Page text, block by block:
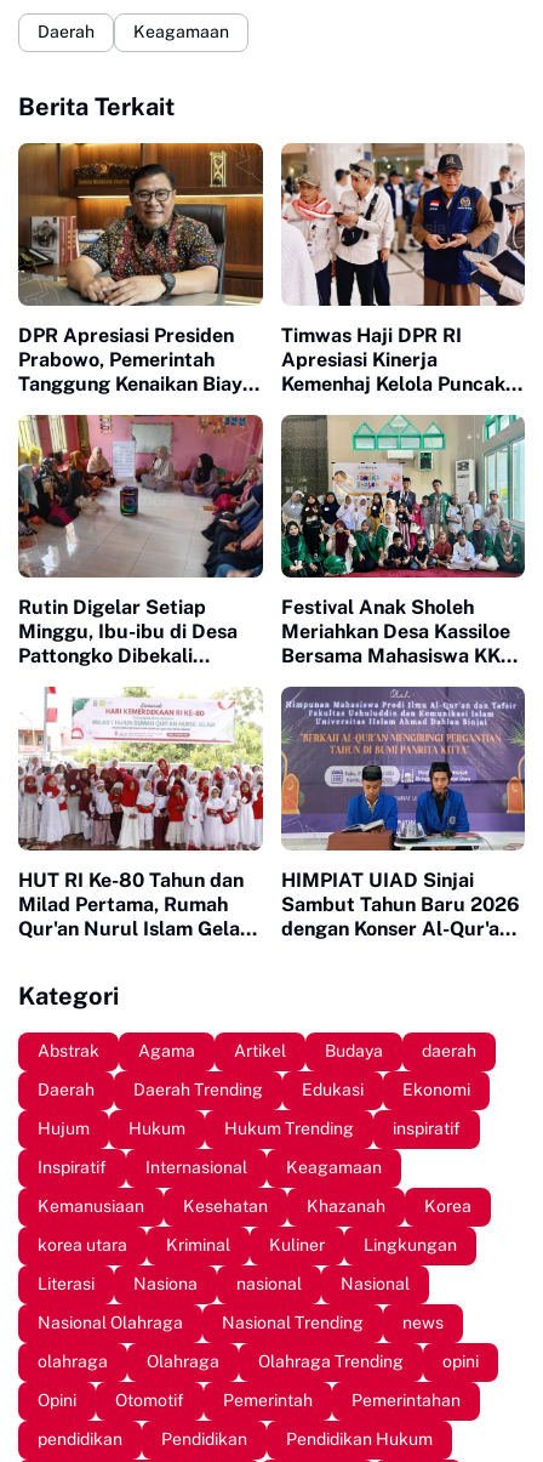
Daerah Keagamaan
Berita Terkait
DPR Apresiasi Presiden
Prabowo, Pemerintah
Tanggung Kenaikan Biaya
Timwas Haji DPR RI
Apresiasi Kinerja
Kemenhaj Kelola Puncak
Rutin Digelar Setiap
Minggu, Ibu-ibu di Desa
Pattongko Dibekali
Melalui Majelis Taklim
Festival Anak Sholeh
Meriahkan Desa Kassiloe
Bersama Mahasiswa KKN
HUT RI Ke-80 Tahun dan
Milad Pertama, Rumah
Qur'an Nurul Islam Gelar
HIMPIAT UIAD Sinjai
Sambut Tahun Baru 2026
dengan Konser Al-Qur'an
Kategori
Abstrak Agama Artikel Budaya
daerah
Daerah
Daerah Trending Edukasi
Ekonomi
Hujum
Hukum Hukum Trending
inspiratif
Inspiratif
Internasional
Keagamaan
Kemanusiaan
Kesehatan Khazanah
Korea
korea utara
Kriminal Kuliner
Lingkungan
Literasi
Nasiona nasional
Nasional
Nasional Olahraga
Nasional Trending
news
olahraga
Olahraga Olahraga Trending
opini
Opini
Otomotif Pemerintah
Pemerintahan
pendidikan
Pendidikan
Pendidikan Hukum